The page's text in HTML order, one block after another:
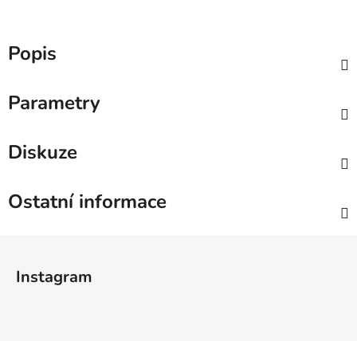
Popis
Parametry
Diskuze
Ostatní informace
Instagram